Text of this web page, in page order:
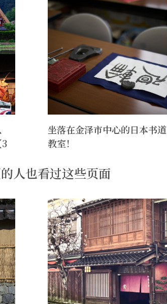
坐落在金泽市中心的日本书道
教室！
人也看过这些页面